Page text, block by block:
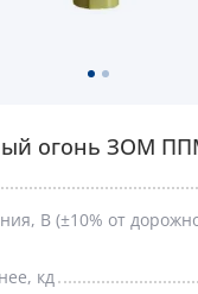
огонь ЗОМ
В (±10% от
кд